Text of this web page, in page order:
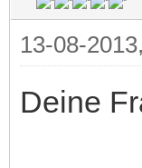
13-08-
Deine